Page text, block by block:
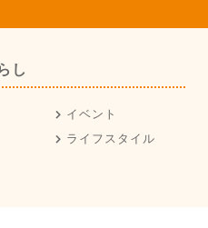
し
イベント
ライフスタイル